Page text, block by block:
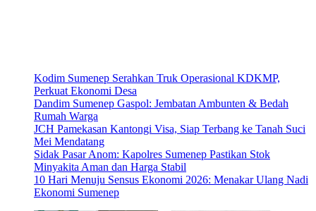
Kodim Sumenep Serahkan Truk Operasional KDKMP,
Perkuat Ekonomi Desa
Dandim Sumenep Gaspol: Jembatan Ambunten & Bedah
Rumah Warga
JCH Pamekasan Kantongi Visa, Siap Terbang ke Tanah Suci
Mei Mendatang
Sidak Pasar Anom: Kapolres Sumenep Pastikan Stok
Minyakita Aman dan Harga Stabil
10 Hari Menuju Sensus Ekonomi 2026: Menakar Ulang Nadi
Ekonomi Sumenep